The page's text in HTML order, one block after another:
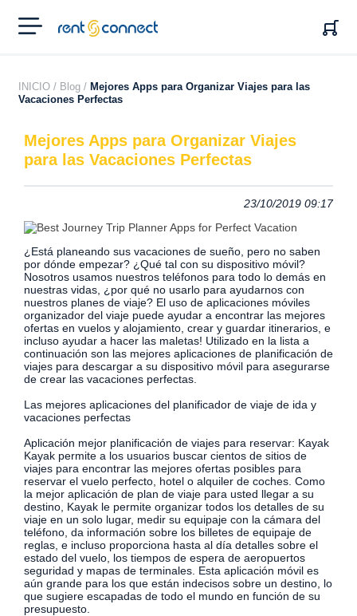
RENT'N
CONNECT
INICIO / Blog / Mejores Apps para Organizar Viajes para las
Vacaciones Perfectas
Mejores Apps para Organizar Viajes
para las Vacaciones Perfectas
23/10/2019 09:17
¿Está planeando sus vacaciones de sueño, pero no saben
por dónde empezar? ¿Qué tal con su dispositivo móvil?
Nosotros usamos nuestros teléfonos para todo lo demás en
nuestras vidas, ¿por qué no usarlo para ayudarnos con
nuestros planes de viaje? El uso de aplicaciones móviles
organizador del viaje puede ayudar a encontrar las mejores
ofertas en vuelos y alojamiento, crear y guardar itinerarios, e
incluso ayudar a hacer las maletas! Utilizado en la lista a
continuación son las mejores aplicaciones de planificación de
viajes para descargar a su dispositivo móvil para asegurarse
de crear las vacaciones perfectas.
Las mejores aplicaciones del planificador de viaje de ida y
vacaciones perfectas
Aplicación mejor planificación de viajes para reservar: Kayak
Kayak permite a los usuarios buscar cientos de sitios de
viajes para encontrar las mejores ofertas posibles para
reservar el vuelo perfecto, hotel o alquiler de coches. Como
la mejor aplicación de plan de viaje para usted llegar a su
destino, Kayak le permite organizar todos los detalles de su
viaje en un solo lugar, medir su equipaje con la cámara del
teléfono, da información sobre los billetes de equipaje de
reglas, e incluso proporciona hasta al día detalles sobre el
estado del vuelo, los tiempos de espera de aeropuertos
seguridad y mapas de terminales. Esta aplicación móvil es
aún grande para los que están indecisos sobre un destino, lo
que sugiere escapadas de todo el mundo en función de su
presupuesto.